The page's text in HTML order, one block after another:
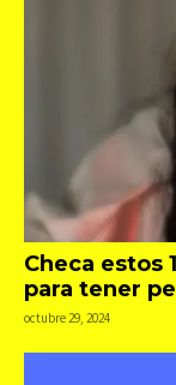
Checa estos
para tener
octubre 29, 2024